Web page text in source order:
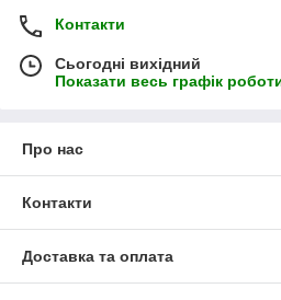
Контакти
Сьогодні вихідний
Показати весь графік
Про нас
Контакти
Доставка та оплата